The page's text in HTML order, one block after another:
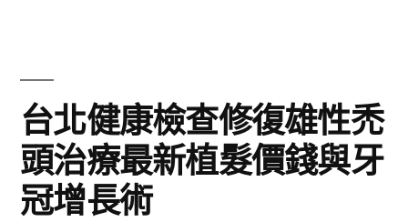
台北健康檢查修復雄性禿
頭治療最新植髮價錢與牙
冠增長術